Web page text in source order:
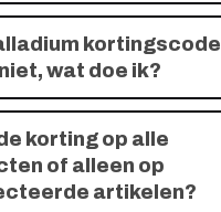
kortingscode
wat doe ik?
korting op alle
of alleen op
artikelen?